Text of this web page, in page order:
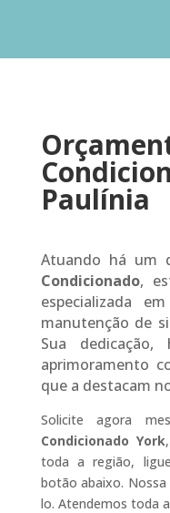
Paulínia
Atuando há um
Condicionado,
especializada
manutenção de
Sua
aprimoramento
que a destacam
Solicite agora
Condicionado York
toda a região,
botão abaixo.
lo. Atendemos toda